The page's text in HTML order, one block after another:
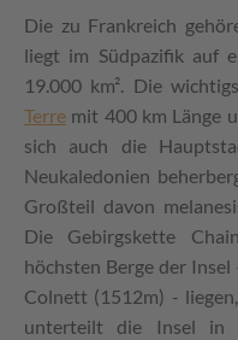
Die zu Frankreich
liegt im Südpazifik auf
19.000 km². Die
Terre mit 400 km Länge
sich auch die
Neukaledonien
Großteil davon
Die Gebirgskette
höchsten Berge der
Colnett (1512m) -
unterteilt die Insel in